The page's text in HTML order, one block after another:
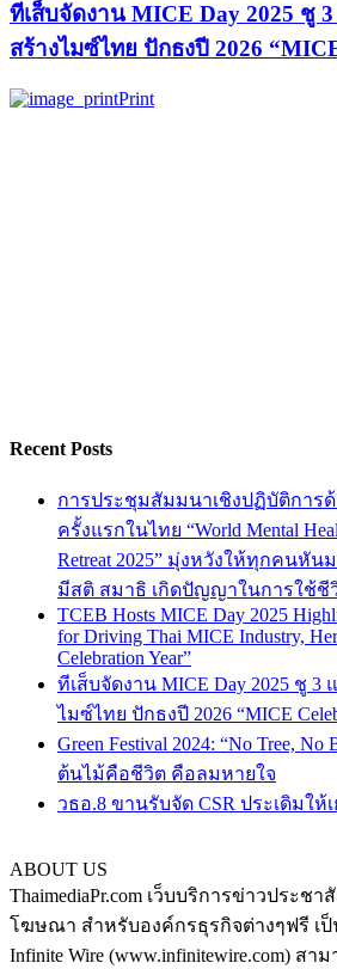
ทีเส็บจัดงาน MICE Day 2025 ชู
สร้างไมซ์ไทย ปักธงปี 2026
Print
Recent Posts
การประชุมสัมมนาเชิงปฏิบัติการ
ครั้งแรกในไทย “World Mental
Retreat 2025” มุ่งหวังให้ทุกคนหั
มีสติ สมาธิ เกิดปัญญาในการใช้ชี
TCEB Hosts MICE Day 2025
for Driving Thai MICE Industry,
Celebration Year”
ทีเส็บจัดงาน MICE Day 2025 ชู
ไมซ์ไทย ปักธงปี 2026 “MICE
Green Festival 2024: “No Tree, No
ต้นไม้คือชีวิต คือลมหายใจ
วธอ.8 ขานรับจัด CSR ประเดิมให้
ABOUT US
ThaimediaPr.com เว็บบริการข่าวประ
โฆษณา สำหรับองค์กรธุรกิจต่างๆฟรี เป็
Infinite Wire (www.infinitewire.com) สา